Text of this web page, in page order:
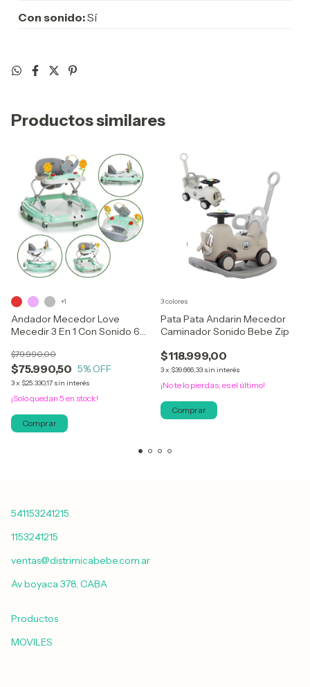
Con sonido:Sí
Productos similares
Andador Mecedor Love
Mecedir 3 En 1 Con Sonido 6-
$75.990,50
$79.990,00
5% OFF
3x $25.330,17 sin interés
¡Solo quedan 5 en stock!
+1
Comprar
Pata Pata Andarin Mecedor
Caminador Sonido Bebe Zip
$118.999,00
3x $39.666,33 sin interés
¡No te lo pierdas, es el último!
3 colores
Comprar
541153241215
1153241215
ventas@distrimicabebe.com.ar
Av boyaca 378, CABA
Productos
MOVILES